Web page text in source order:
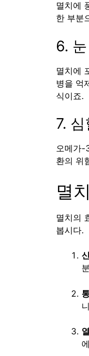
멸치에
한 부분
6.
멸치에
병을 억
식이죠.
7.
오메가-
환의 위
멸
멸치의
봅시다.